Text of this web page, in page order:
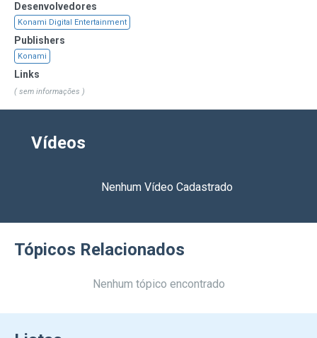
Desenvolvedores
Konami Digital Entertainment
Publishers
Konami
Links
( sem informações )
Vídeos
Nenhum Vídeo Cadastrado
Tópicos Relacionados
Nenhum tópico encontrado